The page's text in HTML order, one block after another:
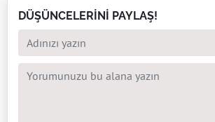
DÜŞÜNCELERİNİ PAYLAŞ!